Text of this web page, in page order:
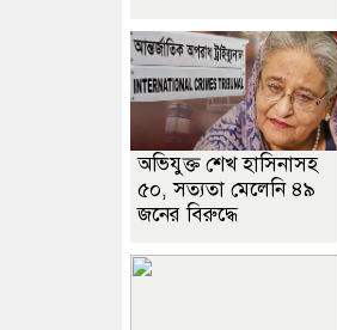
অভিযুক্ত শেখ হাসিনাসহ
৫০, সত্যতা মেলেনি ৪৯
জনের বিরুদ্ধে